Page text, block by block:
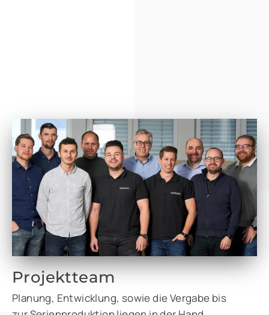
Projektteam
Planung, Entwicklung, sowie die Vergabe bis